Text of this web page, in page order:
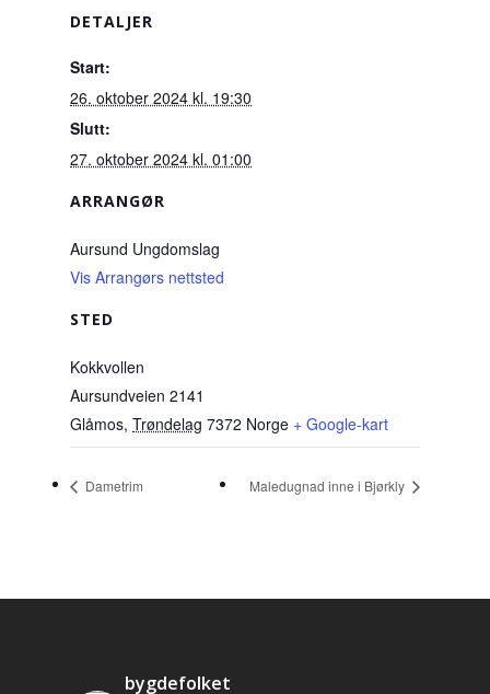
DETALJER
Start:
26. oktober 2024 kl. 19:30
Slutt:
27. oktober 2024 kl. 01:00
STED
Kokkvollen
Aursundveien 2141
Glåmos, Trøndelag 7372 Norge + Google-kart
ARRANGØR
Aursund Ungdomslag
Vis Arrangørs nettsted
Dametrim Maledugnad inne i Bjørkly
bygdefolket